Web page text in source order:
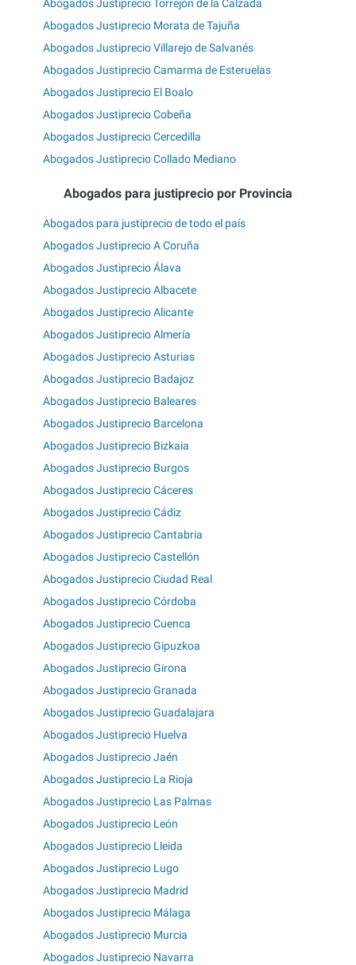
Abogados Justiprecio Torrejón de la Calzada
Abogados Justiprecio Morata de Tajuña
Abogados Justiprecio Villarejo de Salvanés
Abogados Justiprecio Camarma de Esteruelas
Abogados Justiprecio El Boalo
Abogados Justiprecio Cobeña
Abogados Justiprecio Cercedilla
Abogados Justiprecio Collado Mediano
Abogados para justiprecio por Provincia
Abogados para justiprecio de todo el país
Abogados Justiprecio A Coruña
Abogados Justiprecio Álava
Abogados Justiprecio Albacete
Abogados Justiprecio Alicante
Abogados Justiprecio Almería
Abogados Justiprecio Asturias
Abogados Justiprecio Badajoz
Abogados Justiprecio Baleares
Abogados Justiprecio Barcelona
Abogados Justiprecio Bizkaia
Abogados Justiprecio Burgos
Abogados Justiprecio Cáceres
Abogados Justiprecio Cádiz
Abogados Justiprecio Cantabria
Abogados Justiprecio Castellón
Abogados Justiprecio Ciudad Real
Abogados Justiprecio Córdoba
Abogados Justiprecio Cuenca
Abogados Justiprecio Gipuzkoa
Abogados Justiprecio Girona
Abogados Justiprecio Granada
Abogados Justiprecio Guadalajara
Abogados Justiprecio Huelva
Abogados Justiprecio Jaén
Abogados Justiprecio La Rioja
Abogados Justiprecio Las Palmas
Abogados Justiprecio León
Abogados Justiprecio Lleida
Abogados Justiprecio Lugo
Abogados Justiprecio Madrid
Abogados Justiprecio Málaga
Abogados Justiprecio Murcia
Abogados Justiprecio Navarra